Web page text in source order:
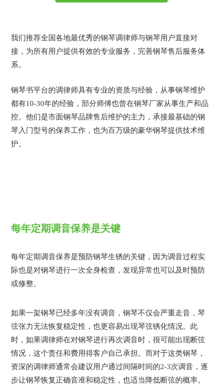
我们推荐全国各地最优秀的钢琴调律师与钢琴用户直接对
接，为所有用户提供有效的专业服务，完善钢琴售后服务体
系。
钢琴书平台的调律师具有专业的资质与经验，从事钢琴维护
都有10-30年的经验，部分师傅也曾在钢琴厂家从事生产和品
控。他们是市面钢琴品牌售后维护的主力，承接最基础的钢
琴入门型号的保养工作，也为百万级的豪华钢琴提供技术维
护。
每年定期调音保养是关键
每年定期调音保养是预防钢琴生锈的关键，因为调音过程实
际也是对钢琴进行一次全身检查，发现异常也可以及时预防
或修整。
如果一架钢琴已经多年没有调音，钢琴不仅会严重走音，琴
弦张力无法恢复稳定性，也更容易出现琴弦锈化情况。此
时，如果调律师在对钢琴进行再次调音时，很可能出现断弦
情况，这个责任和费用得客户自己承担。而对于这类钢琴，
资深的调律师通常会建议用户通过间隔时间的2-3次调音，逐
步让钢琴恢复正确音准和稳定性，也适当降低断弦的概率。